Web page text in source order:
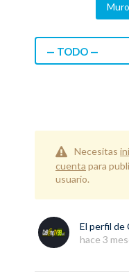
Muro
— TODO —
Necesitas
cuenta para
usuario.
El perfil de
hace 3